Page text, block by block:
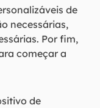
de
necessárias,
Por fim,
começar a
de